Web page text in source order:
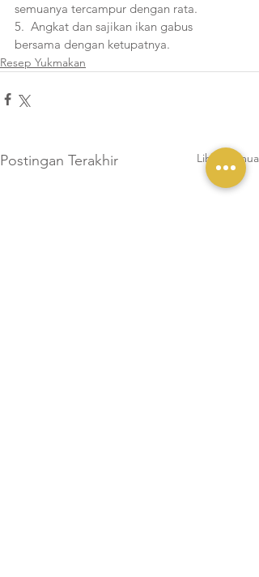
semuanya tercampur dengan rata.
5.  Angkat dan sajikan ikan gabus
bersama dengan ketupatnya.
Resep Yukmakan
Postingan Terakhir Lihat Semua